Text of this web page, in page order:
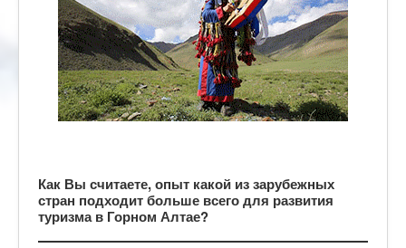
Как Вы считаете, опыт какой из зарубежных
стран подходит больше всего для развития
туризма в Горном Алтае?